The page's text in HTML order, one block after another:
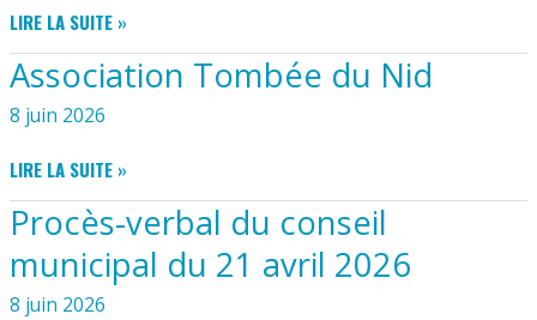
LISTE
DÉLIBÉRATIONS
DU
JUIN
LIRE LA SUITE »
Association Tombée du Nid
8 juin 2026
ASSOCIATION
TOMBÉE
DU
LIRE LA SUITE »
Procès-verbal du conseil
municipal du 21 avril 2026
8 juin 2026